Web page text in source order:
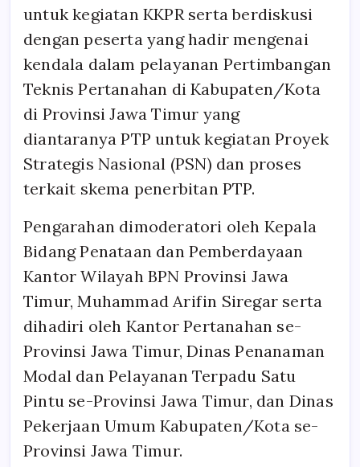
untuk kegiatan KKPR serta berdiskusi
dengan peserta yang hadir mengenai
kendala dalam pelayanan Pertimbangan
Teknis Pertanahan di Kabupaten/Kota
di Provinsi Jawa Timur yang
diantaranya PTP untuk kegiatan Proyek
Strategis Nasional (PSN) dan proses
terkait skema penerbitan PTP.
Pengarahan dimoderatori oleh Kepala
Bidang Penataan dan Pemberdayaan
Kantor Wilayah BPN Provinsi Jawa
Timur, Muhammad Arifin Siregar serta
dihadiri oleh Kantor Pertanahan se-
Provinsi Jawa Timur, Dinas Penanaman
Modal dan Pelayanan Terpadu Satu
Pintu se-Provinsi Jawa Timur, dan Dinas
Pekerjaan Umum Kabupaten/Kota se-
Provinsi Jawa Timur.